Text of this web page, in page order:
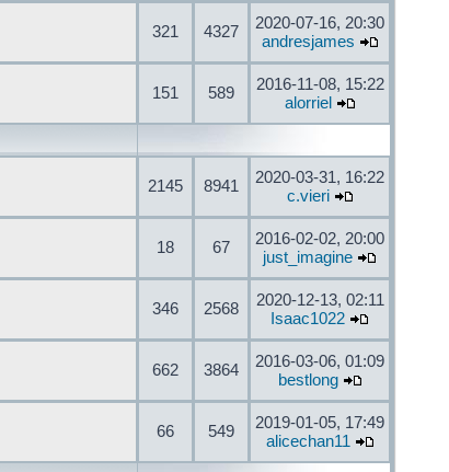
321 4327
2020-07-16, 20:30
andresjames
151 589
2016-11-08, 15:22
alorriel
2145 8941
2020-03-31, 16:22
c.vieri
18 67
2016-02-02, 20:00
just_imagine
346 2568
2020-12-13, 02:11
Isaac1022
662 3864
2016-03-06, 01:09
bestlong
66 549
2019-01-05, 17:49
alicechan11